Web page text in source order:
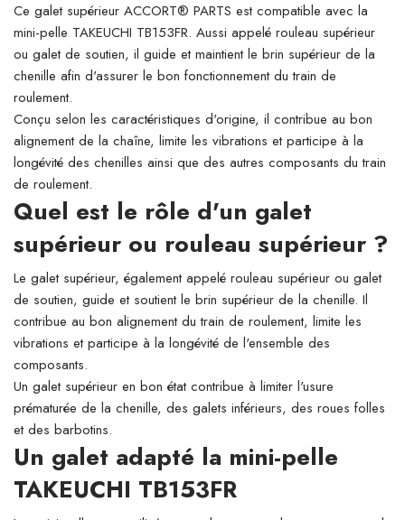
Ce galet supérieur ACCORT® PARTS est compatible avec la
mini-pelle TAKEUCHI TB153FR. Aussi appelé rouleau supérieur
ou galet de soutien, il guide et maintient le brin supérieur de la
chenille afin d'assurer le bon fonctionnement du train de
roulement.
Conçu selon les caractéristiques d'origine, il contribue au bon
alignement de la chaîne, limite les vibrations et participe à la
longévité des chenilles ainsi que des autres composants du train
de roulement.
Quel est le rôle d'un galet
supérieur ou rouleau supérieur ?
Le galet supérieur, également appelé rouleau supérieur ou galet
de soutien, guide et soutient le brin supérieur de la chenille. Il
contribue au bon alignement du train de roulement, limite les
vibrations et participe à la longévité de l'ensemble des
composants.
Un galet supérieur en bon état contribue à limiter l'usure
prématurée de la chenille, des galets inférieurs, des roues folles
et des barbotins.
Un galet adapté la mini-pelle
TAKEUCHI TB153FR